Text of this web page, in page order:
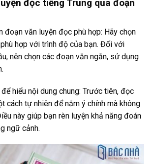
đọc tiếng Trung qua đoạn
đoạn văn luyện đọc phù hợp: Hãy chọn
hợp với trình độ của bạn. Đối với
nên chọn các đoạn văn ngắn, sử dụng
hiểu nội dung chung: Trước tiên, đọc
cách tự nhiên để nắm ý chính mà không
này giúp bạn rèn luyện khả năng đoán
ngữ cảnh.